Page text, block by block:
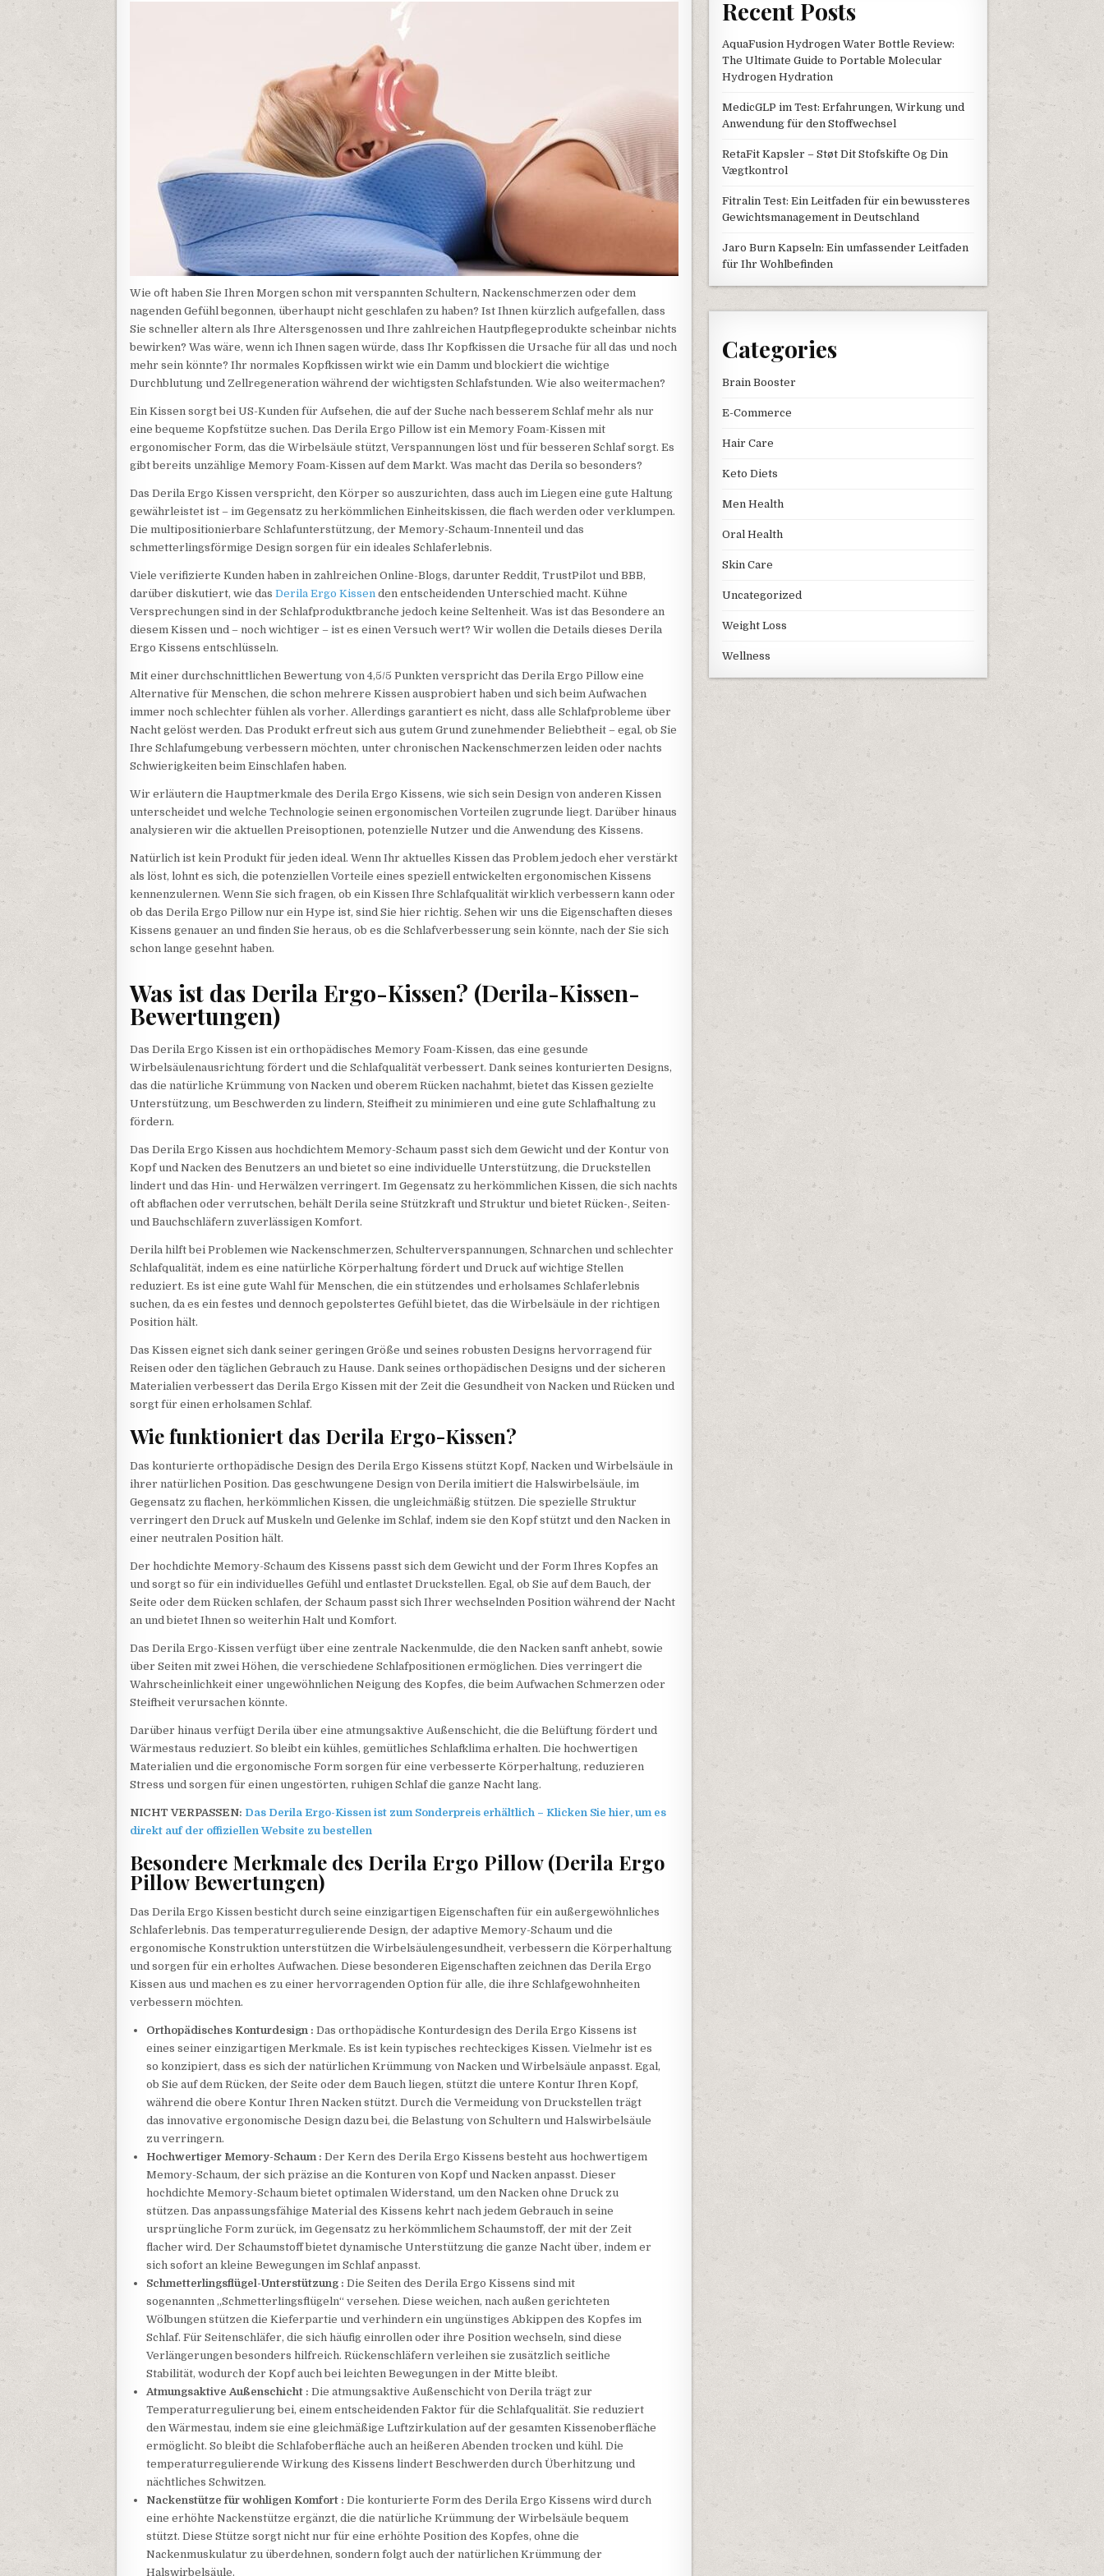
Wie oft haben Sie Ihren Morgen schon mit verspannten Schultern, Nackenschmerzen oder dem
nagenden Gefühl begonnen, überhaupt nicht geschlafen zu haben? Ist Ihnen kürzlich aufgefallen, dass
Sie schneller altern als Ihre Altersgenossen und Ihre zahlreichen Hautpflegeprodukte scheinbar nichts
bewirken? Was wäre, wenn ich Ihnen sagen würde, dass Ihr Kopfkissen die Ursache für all das und noch
mehr sein könnte? Ihr normales Kopfkissen wirkt wie ein Damm und blockiert die wichtige
Durchblutung und Zellregeneration während der wichtigsten Schlafstunden. Wie also weitermachen?
Ein Kissen sorgt bei US-Kunden für Aufsehen, die auf der Suche nach besserem Schlaf mehr als nur
eine bequeme Kopfstütze suchen. Das Derila Ergo Pillow ist ein Memory Foam-Kissen mit
ergonomischer Form, das die Wirbelsäule stützt, Verspannungen löst und für besseren Schlaf sorgt. Es
gibt bereits unzählige Memory Foam-Kissen auf dem Markt. Was macht das Derila so besonders?
Das Derila Ergo Kissen verspricht, den Körper so auszurichten, dass auch im Liegen eine gute Haltung
gewährleistet ist – im Gegensatz zu herkömmlichen Einheitskissen, die flach werden oder verklumpen.
Die multipositionierbare Schlafunterstützung, der Memory-Schaum-Innenteil und das
schmetterlingsförmige Design sorgen für ein ideales Schlaferlebnis.
Viele verifizierte Kunden haben in zahlreichen Online-Blogs, darunter Reddit, TrustPilot und BBB,
darüber diskutiert, wie das Derila Ergo Kissen den entscheidenden Unterschied macht. Kühne
Versprechungen sind in der Schlafproduktbranche jedoch keine Seltenheit. Was ist das Besondere an
diesem Kissen und – noch wichtiger – ist es einen Versuch wert? Wir wollen die Details dieses Derila
Ergo Kissens entschlüsseln.
Mit einer durchschnittlichen Bewertung von 4,5/5 Punkten verspricht das Derila Ergo Pillow eine
Alternative für Menschen, die schon mehrere Kissen ausprobiert haben und sich beim Aufwachen
immer noch schlechter fühlen als vorher. Allerdings garantiert es nicht, dass alle Schlafprobleme über
Nacht gelöst werden. Das Produkt erfreut sich aus gutem Grund zunehmender Beliebtheit – egal, ob Sie
Ihre Schlafumgebung verbessern möchten, unter chronischen Nackenschmerzen leiden oder nachts
Schwierigkeiten beim Einschlafen haben.
Wir erläutern die Hauptmerkmale des Derila Ergo Kissens, wie sich sein Design von anderen Kissen
unterscheidet und welche Technologie seinen ergonomischen Vorteilen zugrunde liegt. Darüber hinaus
analysieren wir die aktuellen Preisoptionen, potenzielle Nutzer und die Anwendung des Kissens.
Natürlich ist kein Produkt für jeden ideal. Wenn Ihr aktuelles Kissen das Problem jedoch eher verstärkt
als löst, lohnt es sich, die potenziellen Vorteile eines speziell entwickelten ergonomischen Kissens
kennenzulernen. Wenn Sie sich fragen, ob ein Kissen Ihre Schlafqualität wirklich verbessern kann oder
ob das Derila Ergo Pillow nur ein Hype ist, sind Sie hier richtig. Sehen wir uns die Eigenschaften dieses
Kissens genauer an und finden Sie heraus, ob es die Schlafverbesserung sein könnte, nach der Sie sich
schon lange gesehnt haben.
Was ist das Derila Ergo-Kissen? (Derila-Kissen-
Bewertungen)
Das Derila Ergo Kissen ist ein orthopädisches Memory Foam-Kissen, das eine gesunde
Wirbelsäulenausrichtung fördert und die Schlafqualität verbessert. Dank seines konturierten Designs,
das die natürliche Krümmung von Nacken und oberem Rücken nachahmt, bietet das Kissen gezielte
Unterstützung, um Beschwerden zu lindern, Steifheit zu minimieren und eine gute Schlafhaltung zu
fördern.
Das Derila Ergo Kissen aus hochdichtem Memory-Schaum passt sich dem Gewicht und der Kontur von
Kopf und Nacken des Benutzers an und bietet so eine individuelle Unterstützung, die Druckstellen
lindert und das Hin- und Herwälzen verringert. Im Gegensatz zu herkömmlichen Kissen, die sich nachts
oft abflachen oder verrutschen, behält Derila seine Stützkraft und Struktur und bietet Rücken-, Seiten-
und Bauchschläfern zuverlässigen Komfort.
Derila hilft bei Problemen wie Nackenschmerzen, Schulterverspannungen, Schnarchen und schlechter
Schlafqualität, indem es eine natürliche Körperhaltung fördert und Druck auf wichtige Stellen
reduziert. Es ist eine gute Wahl für Menschen, die ein stützendes und erholsames Schlaferlebnis
suchen, da es ein festes und dennoch gepolstertes Gefühl bietet, das die Wirbelsäule in der richtigen
Position hält.
Das Kissen eignet sich dank seiner geringen Größe und seines robusten Designs hervorragend für
Reisen oder den täglichen Gebrauch zu Hause. Dank seines orthopädischen Designs und der sicheren
Materialien verbessert das Derila Ergo Kissen mit der Zeit die Gesundheit von Nacken und Rücken und
sorgt für einen erholsamen Schlaf.
Wie funktioniert das Derila Ergo-Kissen?
Das konturierte orthopädische Design des Derila Ergo Kissens stützt Kopf, Nacken und Wirbelsäule in
ihrer natürlichen Position. Das geschwungene Design von Derila imitiert die Halswirbelsäule, im
Gegensatz zu flachen, herkömmlichen Kissen, die ungleichmäßig stützen. Die spezielle Struktur
verringert den Druck auf Muskeln und Gelenke im Schlaf, indem sie den Kopf stützt und den Nacken in
einer neutralen Position hält.
Der hochdichte Memory-Schaum des Kissens passt sich dem Gewicht und der Form Ihres Kopfes an
und sorgt so für ein individuelles Gefühl und entlastet Druckstellen. Egal, ob Sie auf dem Bauch, der
Seite oder dem Rücken schlafen, der Schaum passt sich Ihrer wechselnden Position während der Nacht
an und bietet Ihnen so weiterhin Halt und Komfort.
Das Derila Ergo-Kissen verfügt über eine zentrale Nackenmulde, die den Nacken sanft anhebt, sowie
über Seiten mit zwei Höhen, die verschiedene Schlafpositionen ermöglichen. Dies verringert die
Wahrscheinlichkeit einer ungewöhnlichen Neigung des Kopfes, die beim Aufwachen Schmerzen oder
Steifheit verursachen könnte.
Darüber hinaus verfügt Derila über eine atmungsaktive Außenschicht, die die Belüftung fördert und
Wärmestaus reduziert. So bleibt ein kühles, gemütliches Schlafklima erhalten. Die hochwertigen
Materialien und die ergonomische Form sorgen für eine verbesserte Körperhaltung, reduzieren
Stress und sorgen für einen ungestörten, ruhigen Schlaf die ganze Nacht lang.
NICHT VERPASSEN: Das Derila Ergo-Kissen ist zum Sonderpreis erhältlich – Klicken Sie hier, um es
direkt auf der offiziellen Website zu bestellen
Besondere Merkmale des Derila Ergo Pillow (Derila Ergo
Pillow Bewertungen)
Das Derila Ergo Kissen besticht durch seine einzigartigen Eigenschaften für ein außergewöhnliches
Schlaferlebnis. Das temperaturregulierende Design, der adaptive Memory-Schaum und die
ergonomische Konstruktion unterstützen die Wirbelsäulengesundheit, verbessern die Körperhaltung
und sorgen für ein erholtes Aufwachen. Diese besonderen Eigenschaften zeichnen das Derila Ergo
Kissen aus und machen es zu einer hervorragenden Option für alle, die ihre Schlafgewohnheiten
verbessern möchten.
Orthopädisches Konturdesign : Das orthopädische Konturdesign des Derila Ergo Kissens ist
eines seiner einzigartigen Merkmale. Es ist kein typisches rechteckiges Kissen. Vielmehr ist es
so konzipiert, dass es sich der natürlichen Krümmung von Nacken und Wirbelsäule anpasst. Egal,
ob Sie auf dem Rücken, der Seite oder dem Bauch liegen, stützt die untere Kontur Ihren Kopf,
während die obere Kontur Ihren Nacken stützt. Durch die Vermeidung von Druckstellen trägt
das innovative ergonomische Design dazu bei, die Belastung von Schultern und Halswirbelsäule
zu verringern.
Hochwertiger Memory-Schaum : Der Kern des Derila Ergo Kissens besteht aus hochwertigem
Memory-Schaum, der sich präzise an die Konturen von Kopf und Nacken anpasst. Dieser
hochdichte Memory-Schaum bietet optimalen Widerstand, um den Nacken ohne Druck zu
stützen. Das anpassungsfähige Material des Kissens kehrt nach jedem Gebrauch in seine
ursprüngliche Form zurück, im Gegensatz zu herkömmlichem Schaumstoff, der mit der Zeit
flacher wird. Der Schaumstoff bietet dynamische Unterstützung die ganze Nacht über, indem er
sich sofort an kleine Bewegungen im Schlaf anpasst.
Schmetterlingsflügel-Unterstützung : Die Seiten des Derila Ergo Kissens sind mit
sogenannten „Schmetterlingsflügeln“ versehen. Diese weichen, nach außen gerichteten
Wölbungen stützen die Kieferpartie und verhindern ein ungünstiges Abkippen des Kopfes im
Schlaf. Für Seitenschläfer, die sich häufig einrollen oder ihre Position wechseln, sind diese
Verlängerungen besonders hilfreich. Rückenschläfern verleihen sie zusätzlich seitliche
Stabilität, wodurch der Kopf auch bei leichten Bewegungen in der Mitte bleibt.
Atmungsaktive Außenschicht : Die atmungsaktive Außenschicht von Derila trägt zur
Temperaturregulierung bei, einem entscheidenden Faktor für die Schlafqualität. Sie reduziert
den Wärmestau, indem sie eine gleichmäßige Luftzirkulation auf der gesamten Kissenoberfläche
ermöglicht. So bleibt die Schlafoberfläche auch an heißeren Abenden trocken und kühl. Die
temperaturregulierende Wirkung des Kissens lindert Beschwerden durch Überhitzung und
nächtliches Schwitzen.
Nackenstütze für wohligen Komfort : Die konturierte Form des Derila Ergo Kissens wird durch
eine erhöhte Nackenstütze ergänzt, die die natürliche Krümmung der Wirbelsäule bequem
stützt. Diese Stütze sorgt nicht nur für eine erhöhte Position des Kopfes, ohne die
Nackenmuskulatur zu überdehnen, sondern folgt auch der natürlichen Krümmung der
Halswirbelsäule.
Recent Posts
AquaFusion Hydrogen Water Bottle Review:
The Ultimate Guide to Portable Molecular
Hydrogen Hydration
MedicGLP im Test: Erfahrungen, Wirkung und
Anwendung für den Stoffwechsel
RetaFit Kapsler – Støt Dit Stofskifte Og Din
Vægtkontrol
Fitralin Test: Ein Leitfaden für ein bewussteres
Gewichtsmanagement in Deutschland
Jaro Burn Kapseln: Ein umfassender Leitfaden
für Ihr Wohlbefinden
Categories
Brain Booster
E-Commerce
Hair Care
Keto Diets
Men Health
Oral Health
Skin Care
Uncategorized
Weight Loss
Wellness